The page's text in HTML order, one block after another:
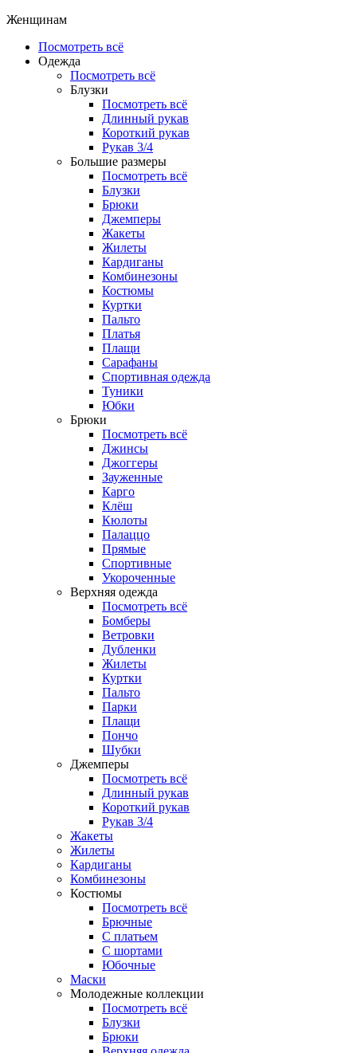
Женщинам
Посмотреть всё
Одежда
Посмотреть всё
Блузки
Посмотреть всё
Длинный рукав
Короткий рукав
Рукав 3/4
Большие размеры
Посмотреть всё
Блузки
Брюки
Джемперы
Жакеты
Жилеты
Кардиганы
Комбинезоны
Костюмы
Куртки
Пальто
Платья
Плащи
Сарафаны
Спортивная одежда
Туники
Юбки
Брюки
Посмотреть всё
Джинсы
Джоггеры
Зауженные
Карго
Клёш
Кюлоты
Палаццо
Прямые
Спортивные
Укороченные
Верхняя одежда
Посмотреть всё
Бомберы
Ветровки
Дубленки
Жилеты
Куртки
Пальто
Парки
Плащи
Пончо
Шубки
Джемперы
Посмотреть всё
Длинный рукав
Короткий рукав
Рукав 3/4
Жакеты
Жилеты
Кардиганы
Комбинезоны
Костюмы
Посмотреть всё
Брючные
С платьем
С шортами
Юбочные
Маски
Молодежные коллекции
Посмотреть всё
Блузки
Брюки